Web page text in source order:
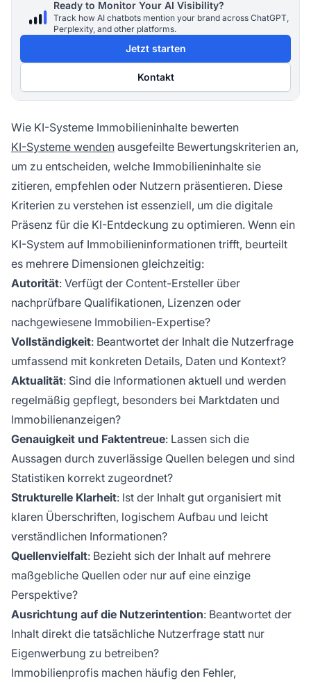
Ready to Monitor Your AI Visibility?
Track how AI chatbots mention your brand across ChatGPT,
Perplexity, and other platforms.
Jetzt starten
Kontakt
Wie KI-Systeme Immobilieninhalte bewerten
KI-Systeme wenden ausgefeilte Bewertungskriterien an,
um zu entscheiden, welche Immobilieninhalte sie
zitieren, empfehlen oder Nutzern präsentieren. Diese
Kriterien zu verstehen ist essenziell, um die digitale
Präsenz für die KI-Entdeckung zu optimieren. Wenn ein
KI-System auf Immobilieninformationen trifft, beurteilt
es mehrere Dimensionen gleichzeitig:
Autorität: Verfügt der Content-Ersteller über
nachprüfbare Qualifikationen, Lizenzen oder
nachgewiesene Immobilien-Expertise?
Vollständigkeit: Beantwortet der Inhalt die Nutzerfrage
umfassend mit konkreten Details, Daten und Kontext?
Aktualität: Sind die Informationen aktuell und werden
regelmäßig gepflegt, besonders bei Marktdaten und
Immobilienanzeigen?
Genauigkeit und Faktentreue: Lassen sich die
Aussagen durch zuverlässige Quellen belegen und sind
Statistiken korrekt zugeordnet?
Strukturelle Klarheit: Ist der Inhalt gut organisiert mit
klaren Überschriften, logischem Aufbau und leicht
verständlichen Informationen?
Quellenvielfalt: Bezieht sich der Inhalt auf mehrere
maßgebliche Quellen oder nur auf eine einzige
Perspektive?
Ausrichtung auf die Nutzerintention: Beantwortet der
Inhalt direkt die tatsächliche Nutzerfrage statt nur
Eigenwerbung zu betreiben?
Immobilienprofis machen häufig den Fehler,